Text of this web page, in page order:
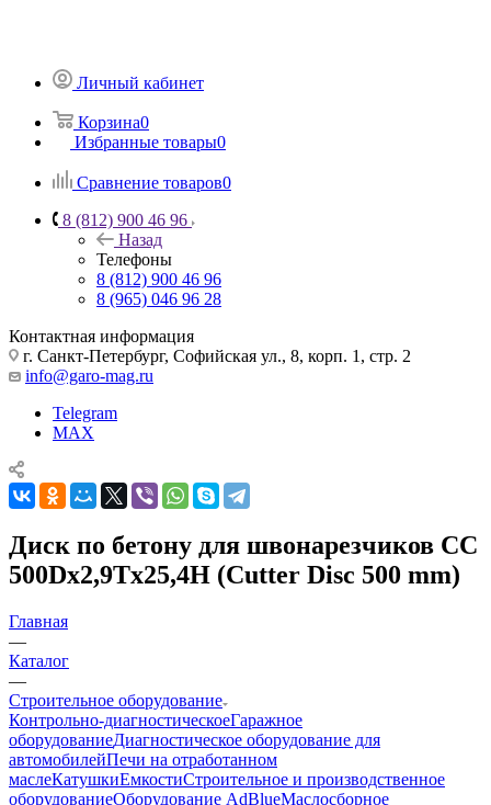
Личный кабинет
Корзина0
Избранные товары0
Сравнение товаров0
8 (812) 900 46 96
Назад
Телефоны
8 (812) 900 46 96
8 (965) 046 96 28
Контактная информация
г. Санкт-Петербург, Софийская ул., 8, корп. 1, стр. 2
info@garo-mag.ru
Telegram
MAX
Диск по бетону для швонарезчиков СС
500Dx2,9Tx25,4H (Cutter Disc 500 mm)
Главная
—
Каталог
—
Строительное оборудование
Контрольно-диагностическоеГаражное
оборудованиеДиагностическое оборудование для
автомобилейПечи на отработанном
маслеКатушкиЕмкостиСтроительное и производственное
оборудованиеОборудование AdBlueМаслосборное